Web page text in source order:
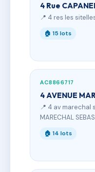
4 Rue
📍 4 res les
🏠 15 lots
AC8866717
4 AVENUE
📍 4 av marechal
MARECHAL
🏠 14 lots